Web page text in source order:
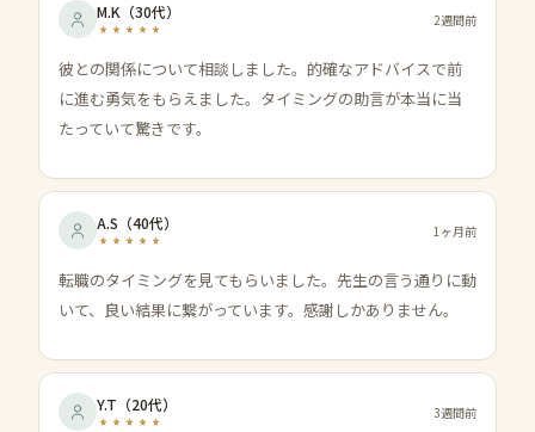
M.K （30代） 2週間前
彼との関係について相談しました。的確なアドバイスで前
に進む勇気をもらえました。タイミングの助言が本当に当
たっていて驚きです。
A.S （40代） 1ヶ月前
転職のタイミングを見てもらいました。先生の言う通りに動
いて、良い結果に繋がっています。感謝しかありません。
Y.T （20代） 3週間前